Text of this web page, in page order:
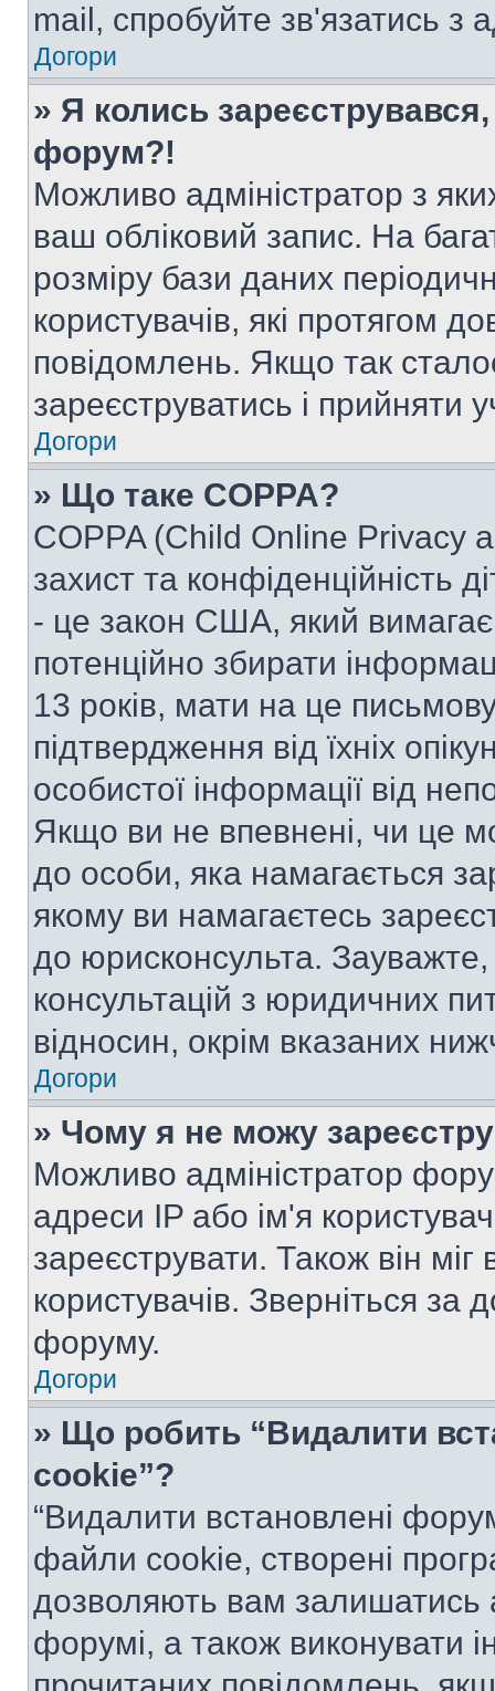
mail, спробуйте зв'язатись з
Догори
» Я колись
форум?!
Можливо адміністратор з
ваш обліковий запис. На
розміру бази даних
користувачів, які протягом
повідомлень. Якщо так
зареєструватись і прийняти
Догори
» Що таке COPPA?
COPPA (Child Online Privacy
захист та конфіденційність
- це закон США, який вимагає
потенційно збирати
13 років, мати на це письмову
підтвердження від їхніх
особистої інформації від
Якщо ви не впевнені, чи це
до особи, яка намагається
якому ви намагаєтесь
до юрисконсульта.
консультацій з юридичних
відносин, окрім вказаних
Догори
» Чому я не можу
Можливо адміністратор
адреси IP або ім'я
зареєструвати. Також він
користувачів. Зверніться за
форуму.
Догори
» Що робить “Видалити
cookie”?
“Видалити встановлені
файли cookie, створені
дозволяють вам залишатись
форумі, а також виконувати